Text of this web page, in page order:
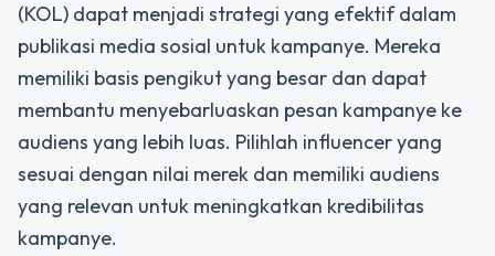
(KOL) dapat menjadi strategi yang efektif dalam
publikasi media sosial untuk kampanye. Mereka
memiliki basis pengikut yang besar dan dapat
membantu menyebarluaskan pesan kampanye ke
audiens yang lebih luas. Pilihlah influencer yang
sesuai dengan nilai merek dan memiliki audiens
yang relevan untuk meningkatkan kredibilitas
kampanye.